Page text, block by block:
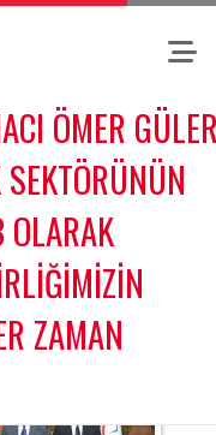
ÖMER
ZAMAN